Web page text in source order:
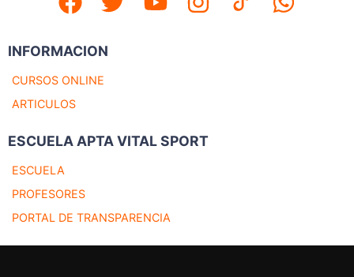
INFORMACION
CURSOS ONLINE
ARTICULOS
ESCUELA APTA VITAL SPORT
ESCUELA
PROFESORES
PORTAL DE TRANSPARENCIA